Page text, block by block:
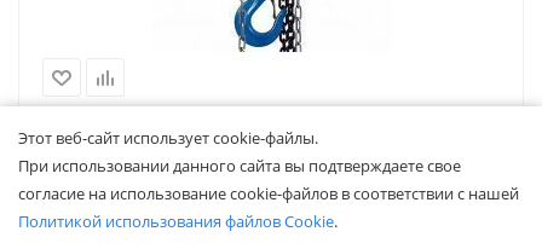
Таль ручная шестеренная TOR ТРШ C 2ТХ9М (модель N)
Грузоподъемность, кг — 2000
Высота подъема, м — 9
Этот веб-сайт использует cookie-файлы.
При использовании данного сайта вы подтверждаете свое
согласие на использование cookie-файлов в соответствии с нашей
Политикой использования файлов Cookie.